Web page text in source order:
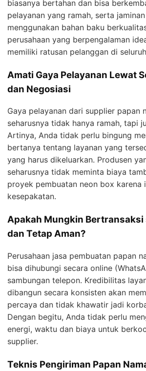
biasanya bertahan dan bisa
pelayanan yang ramah, serta
menggunakan bahan baku
perusahaan yang berpengalaman
memiliki ratusan pelanggan di
Amati Gaya Pelayanan Lewat
dan Negosiasi
Gaya pelayanan dari supplier papan
seharusnya tidak hanya ramah, tapi
Artinya, Anda tidak perlu bingung
bertanya tentang layanan yang
yang harus dikeluarkan. Produsen
seharusnya tidak meminta biaya
proyek pembuatan neon box karena
kesepakatan.
Apakah Mungkin Bertransaksi
dan Tetap Aman?
Perusahaan jasa pembuatan papan
bisa dihubungi secara online
sambungan telepon. Kredibilitas
dibangun secara konsisten akan
percaya dan tidak khawatir jadi
Dengan begitu, Anda tidak perlu
energi, waktu dan biaya untuk
supplier.
Teknis Pengiriman Papan